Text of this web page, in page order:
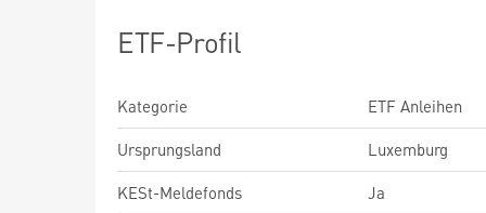
ETF-Profil
Kategorie
ETF Anleihen
Ursprungsland
Luxemburg
KESt-Meldefonds
Ja